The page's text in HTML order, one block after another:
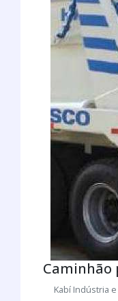
Caminhão
Kabí Indústria e